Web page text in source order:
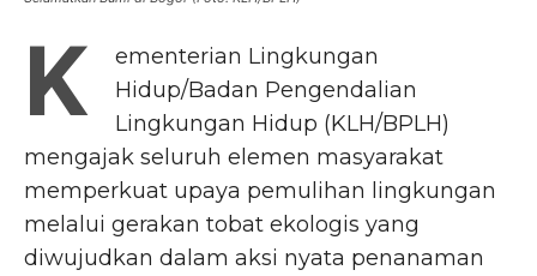
K
ementerian Lingkungan
Hidup/Badan Pengendalian
Lingkungan Hidup (KLH/BPLH)
mengajak seluruh elemen masyarakat
memperkuat upaya pemulihan lingkungan
melalui gerakan tobat ekologis yang
diwujudkan dalam aksi nyata penanaman